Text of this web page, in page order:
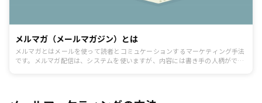
メルマガ（メールマガジン）とは
メルマガとはメールを使って読者とコミュケーションするマーケティング手法
です。メルマガ配信は、システムを使いますが、内容には書き手の人柄がで